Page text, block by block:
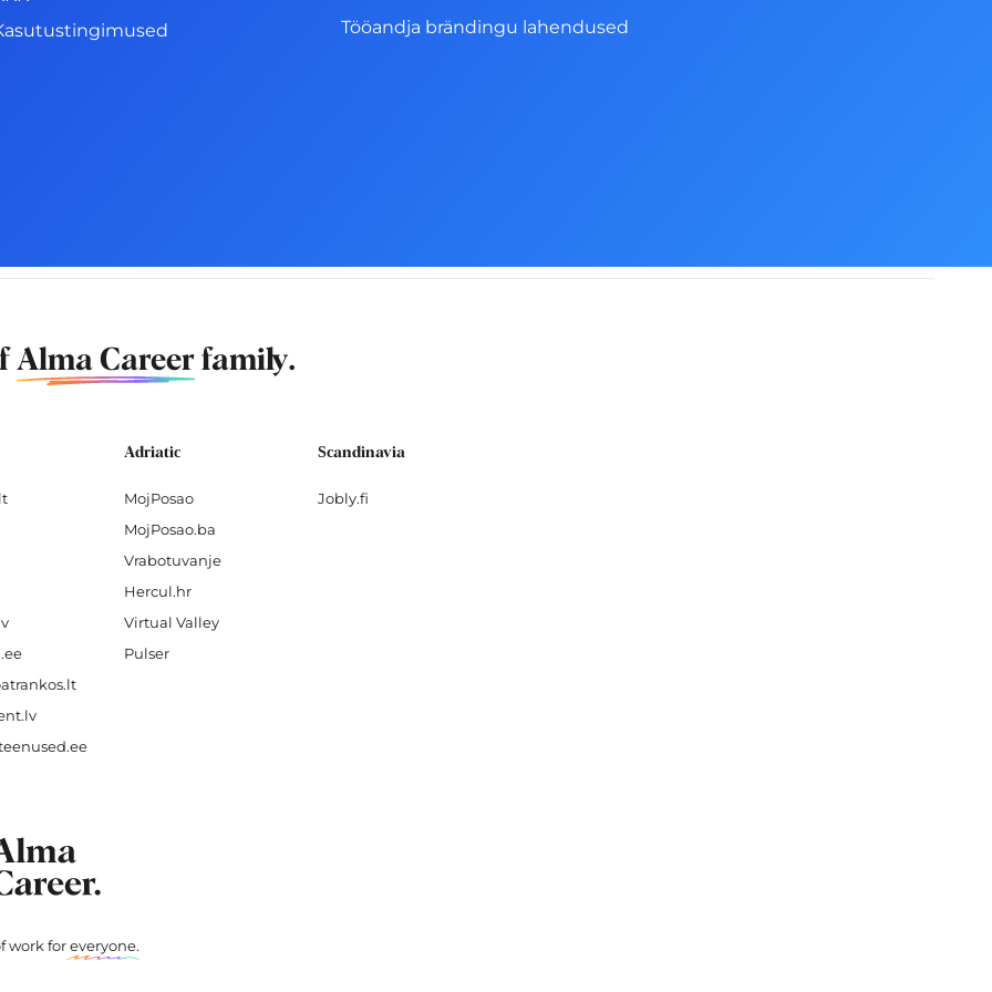
Tööandja brändingu lahendused
Alma Careerfamily.
Adriatic
MojPosao
MojPosao.ba
Vrabotuvanje
Hercul.hr
Virtual Valley
Pulser
Scandinavia
Jobly.fi
work foreveryone.